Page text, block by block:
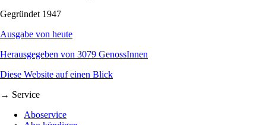
Gegründet 1947
Ausgabe von heute
Herausgegeben von 3079 GenossInnen
Diese Website auf einen Blick
→ Service
Aboservice